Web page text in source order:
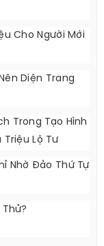
Cho Người Mới
Diện Trang
Trong Tạo Hình
Triệu Lộ Tư
Nhờ Đảo Thứ Tự